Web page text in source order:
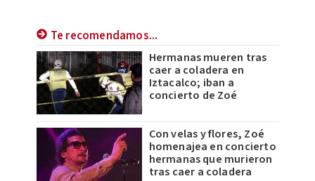
Te recomendamos...
Hermanas mueren tras
caer a coladera en
Iztacalco; iban a
concierto de Zoé
Con velas y flores, Zoé
homenajea en concierto
hermanas que murieron
tras caer a coladera